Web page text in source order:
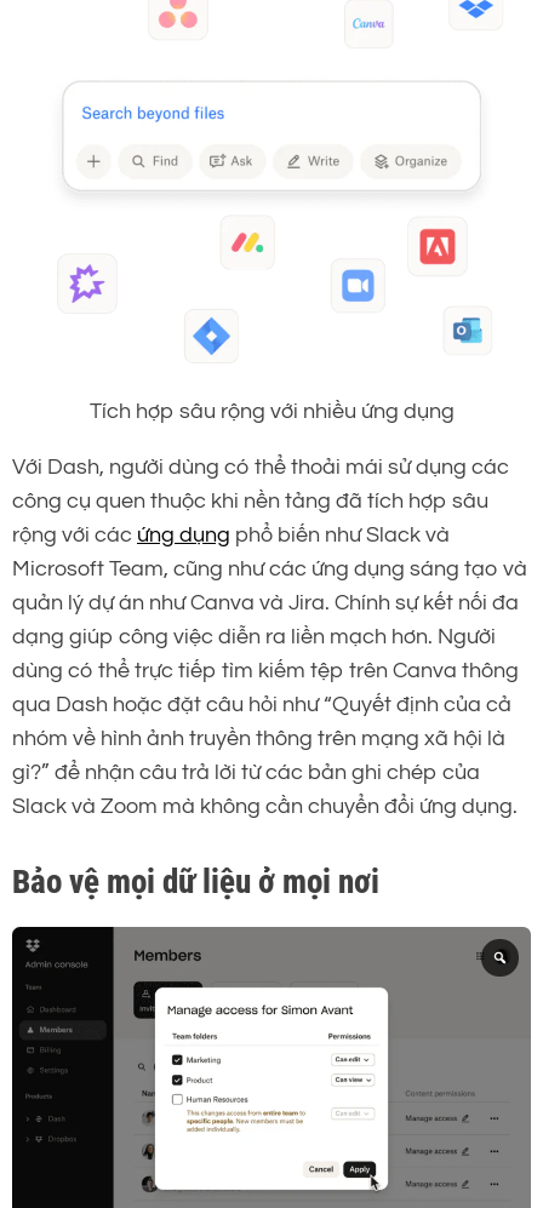
Tích hợp sâu rộng với nhiều ứng dụng
Với Dash, người dùng có thể thoải mái sử dụng các
công cụ quen thuộc khi nền tảng đã tích hợp sâu
rộng với các ứng dụng phổ biến như Slack và
Microsoft Team, cũng như các ứng dụng sáng tạo và
quản lý dự án như Canva và Jira. Chính sự kết nối đa
dạng giúp công việc diễn ra liền mạch hơn. Người
dùng có thể trực tiếp tìm kiếm tệp trên Canva thông
qua Dash hoặc đặt câu hỏi như “Quyết định của cả
nhóm về hình ảnh truyền thông trên mạng xã hội là
gì?” để nhận câu trả lời từ các bản ghi chép của
Slack và Zoom mà không cần chuyển đổi ứng dụng.
Bảo vệ mọi dữ liệu ở mọi nơi